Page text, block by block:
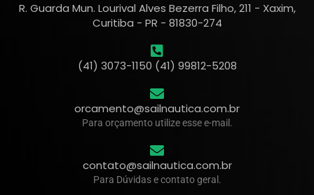
R. Guarda Mun. Lourival Alves Bezerra Filho, 211 - Xaxim,
Curitiba - PR - 81830-274
(41) 3073-1150 (41) 99812-5208
orcamento@sailnautica.com.br
Para orçamento utilize esse e-mail.
contato@sailnautica.com.br
Para Dúvidas e contato geral.